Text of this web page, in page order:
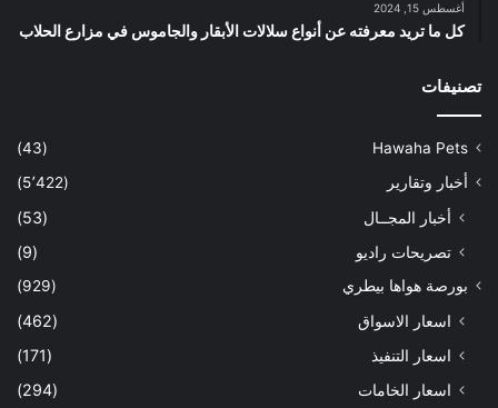
أغسطس 15, 2024
كل ما تريد معرفته عن أنواع سلالات الأبقار والجاموس في مزارع الحلاب
تصنيفات
Hawaha Pets
(43)
أخبار وتقارير
(5٬422)
أخبار المجــال
(53)
تصريحات راديو
(9)
بورصة هواها بيطري (929)
اسعار الاسواق
(462)
اسعار التنفيذ
(171)
اسعار الخامات
(294)